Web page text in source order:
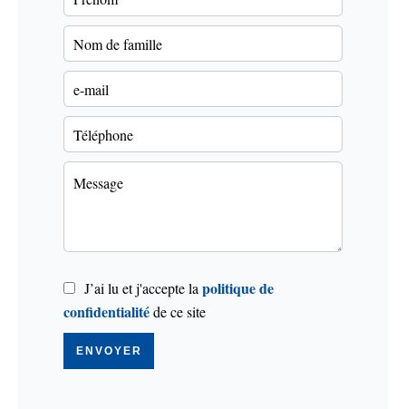
J’ai lu et j'accepte la politique de
confidentialitéde ce site
ENVOYER